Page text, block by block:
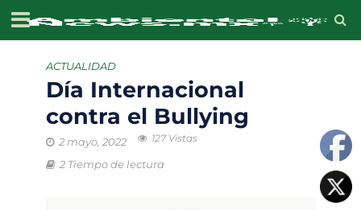
ACTUALIDAD
Día Internacional
contra el Bullying
2 mayo, 2022 127 Vistas
2 Tiempo de lectura